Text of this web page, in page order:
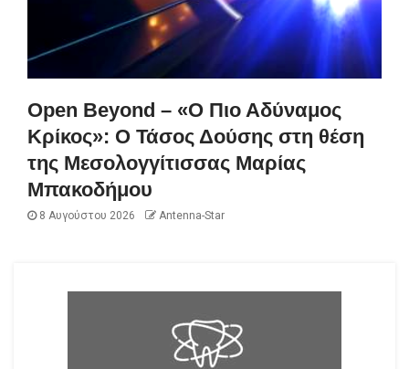
Open Beyond – «Ο Πιο Αδύναμος
Κρίκος»: Ο Τάσος Δούσης στη θέση
της Μεσολογγίτισσας Μαρίας
Μπακοδήμου
8 Αυγούστου 2026 Antenna-Star